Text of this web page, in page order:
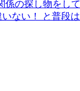
の探し物をし
ない！ と普段